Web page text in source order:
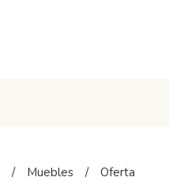
/ Muebles / Oferta